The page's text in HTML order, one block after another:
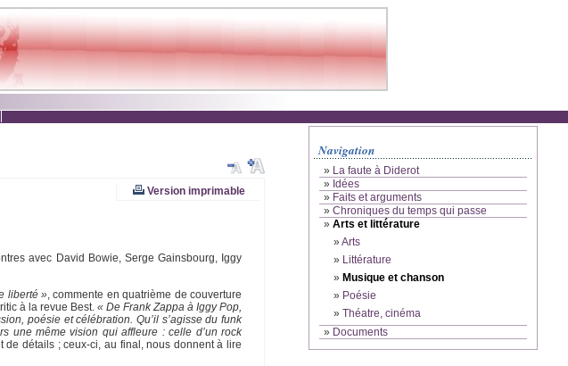
Version imprimable
avec David Bowie, Serge Gainsbourg, Iggy
liberté » , commente en quatrième de couverture
à la revue Best. « De Frank Zappa à Iggy Pop,
poésie et célébration. Qu’il s’agisse du funk
une même vision qui affleure : celle d’un rock
détails ; ceux-ci, au final, nous donnent à lire
Navigation
» La faute à Diderot
» Idées
» Faits et arguments
» Chroniques du temps qui passe
» Arts et littérature
»Arts
» Littérature
» Musique et chanson
» Poésie
» Théatre, cinéma
» Documents